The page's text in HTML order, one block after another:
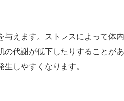
与えます。ストレスによって体
の代謝が低下したりすることが
しやすくなります。